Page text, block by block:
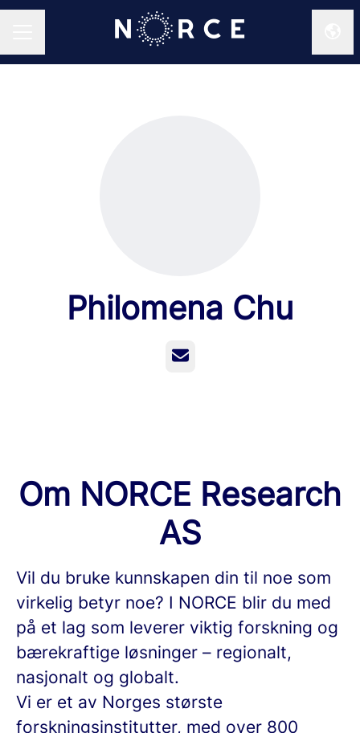
Philomena Chu
E-post
Om NORCE Research
AS
Vil du bruke kunnskapen din til noe som
virkelig betyr noe? I NORCE blir du med
på et lag som leverer viktig forskning og
bærekraftige løsninger – regionalt,
nasjonalt og globalt.
Vi er et av Norges største
forskningsinstitutter, med over 800